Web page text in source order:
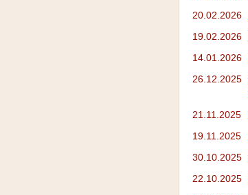
20.02.2026
19.02.2026
14.01.2026
26.12.2025
21.11.2025
19.11.2025
30.10.2025
22.10.2025